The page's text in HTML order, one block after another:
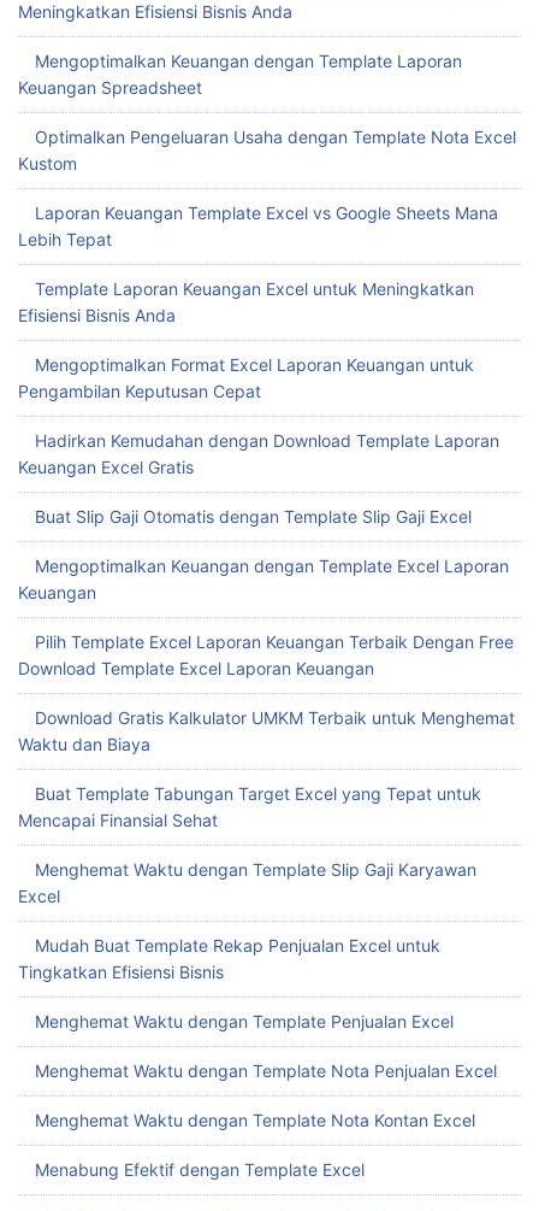
Meningkatkan Efisiensi Bisnis Anda
Mengoptimalkan Keuangan dengan Template Laporan
Keuangan Spreadsheet
Optimalkan Pengeluaran Usaha dengan Template Nota Excel
Kustom
Laporan Keuangan Template Excel vs Google Sheets Mana
Lebih Tepat
Template Laporan Keuangan Excel untuk Meningkatkan
Efisiensi Bisnis Anda
Mengoptimalkan Format Excel Laporan Keuangan untuk
Pengambilan Keputusan Cepat
Hadirkan Kemudahan dengan Download Template Laporan
Keuangan Excel Gratis
Buat Slip Gaji Otomatis dengan Template Slip Gaji Excel
Mengoptimalkan Keuangan dengan Template Excel Laporan
Keuangan
Pilih Template Excel Laporan Keuangan Terbaik Dengan Free
Download Template Excel Laporan Keuangan
Download Gratis Kalkulator UMKM Terbaik untuk Menghemat
Waktu dan Biaya
Buat Template Tabungan Target Excel yang Tepat untuk
Mencapai Finansial Sehat
Menghemat Waktu dengan Template Slip Gaji Karyawan
Excel
Mudah Buat Template Rekap Penjualan Excel untuk
Tingkatkan Efisiensi Bisnis
Menghemat Waktu dengan Template Penjualan Excel
Menghemat Waktu dengan Template Nota Penjualan Excel
Menghemat Waktu dengan Template Nota Kontan Excel
Menabung Efektif dengan Template Excel